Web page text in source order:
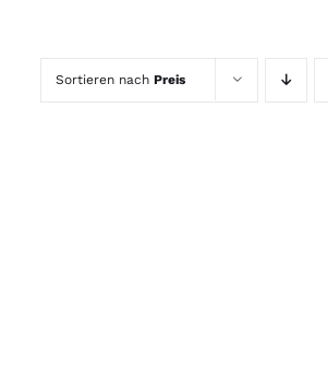
Sortieren nach Preis